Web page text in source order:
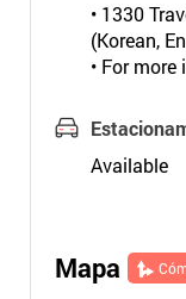
• 1330
(Korean,
• For
Available
Mapa